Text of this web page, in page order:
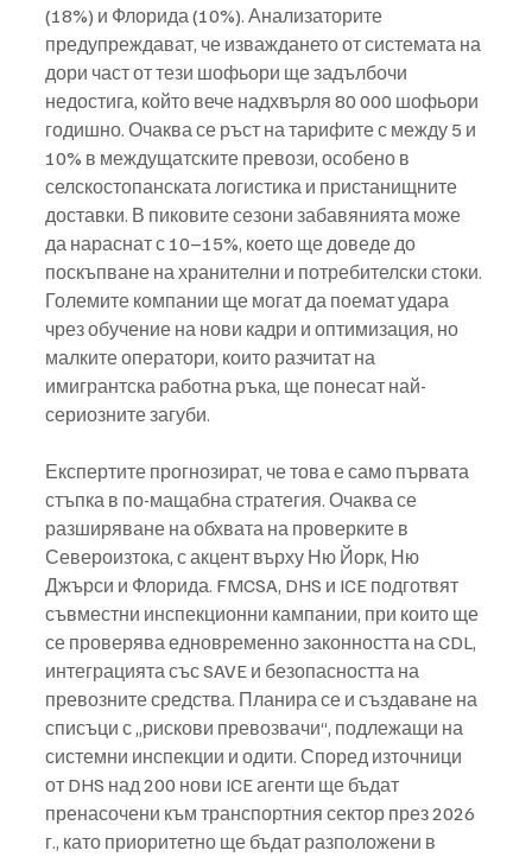
(18%) и Флорида (10%). Анализаторите
предупреждават, че изваждането от системата на
дори част от тези шофьори ще задълбочи
недостига, който вече надхвърля 80 000 шофьори
годишно. Очаква се ръст на тарифите с между 5 и
10% в междущатските превози, особено в
селскостопанската логистика и пристанищните
доставки. В пиковите сезони забавянията може
да нараснат с 10–15%, което ще доведе до
поскъпване на хранителни и потребителски стоки.
Големите компании ще могат да поемат удара
чрез обучение на нови кадри и оптимизация, но
малките оператори, които разчитат на
имигрантска работна ръка, ще понесат най-
сериозните загуби.
Експертите прогнозират, че това е само първата
стъпка в по-мащабна стратегия. Очаква се
разширяване на обхвата на проверките в
Североизтока, с акцент върху Ню Йорк, Ню
Джърси и Флорида. FMCSA, DHS и ICE подготвят
съвместни инспекционни кампании, при които ще
се проверява едновременно законността на CDL,
интеграцията със SAVE и безопасността на
превозните средства. Планира се и създаване на
списъци с „рискови превозвачи“, подлежащи на
системни инспекции и одити. Според източници
от DHS над 200 нови ICE агенти ще бъдат
пренасочени към транспортния сектор през 2026
г., като приоритетно ще бъдат разположени в